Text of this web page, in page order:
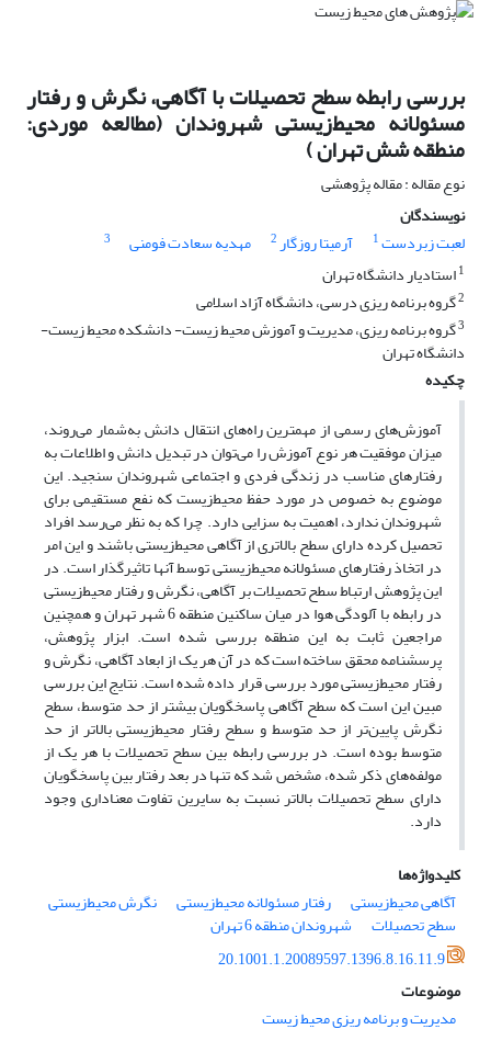
بررسی رابطه سطح تحصیلات با آگاهی، نگرش و رفتار
مسئولانه محیط‌زیستی شهروندان (مطالعه موردی:
منطقه شش تهران )
نوع مقاله : مقاله پژوهشی
نویسندگان
لعبت زبردست1 آرمیتا روزگار2 مهدیه سعادت فومنی
3
1استادیار دانشگاه تهران
2گروه برنامه ریزی درسی، دانشگاه آزاد اسلامی
3گروه برنامه ریزی، مدیریت و آموزش محیط زیست- دانشکده محیط زیست-
دانشگاه تهران
چکیده
آموزش‌های رسمی از مهمترین ‌راه‌های انتقال دانش به‌‌شمار می‌روند،
میزان موفقیت هر نوع آموزش را می‌توان در تبدیل دانش و اطلاعات به
رفتارهای مناسب در زندگی فردی و اجتماعی شهروندان سنجید. این
موضوع به خصوص در مورد حفظ محیط‌زیست که نفع مستقیمی برای
شهروندان ندارد، اهمیت به سزایی دارد. چرا که به نظر می‌رسد افراد
تحصیل کرده دارای سطح بالاتری از آگاهی محیط‌زیستی باشند و این امر
در اتخاذ رفتارهای مسئولانه محیط‌زیستی توسط آنها تاثیرگذار است. در
این پژوهش ارتباط سطح تحصیلات بر آگاهی، نگرش و رفتار محیط‌زیستی
در رابطه با آلودگی هوا در میان ساکنین منطقه 6 شهر تهران و همچنین
مراجعین ثابت به این منطقه بررسی شده است. ابزار پژوهش،
پرسشنامه محقق ساخته است که در آن هر یک از ابعاد آگاهی، نگرش و
رفتار محیط‌زیستی مورد بررسی قرار داده شده است. نتایج این بررسی
مبین این است که سطح آگاهی پاسخگویان بیشتر از حد متوسط، سطح
نگرش پایین‌تر از حد‌ متوسط و سطح رفتار محیط‌زیستی بالاتر از حد
متوسط بوده است. در بررسی رابطه بین سطح تحصیلات با هر یک از
مولفه‌های ذکر شده، مشخص شد که تنها در بعد رفتار بین پاسخگویان
دارای سطح تحصیلات بالاتر نسبت به سایرین تفاوت معناداری وجود
دارد.
کلیدواژه‌ها
آگاهی محیط‌زیستی
رفتار مسئولانه محیط‌زیستی نگرش محیط‌زیستی
سطح تحصیلات
شهروندان منطقه 6 تهران
20.1001.1.20089597.1396.8.16.11.9
موضوعات
مدیریت و برنامه ریزی محیط زیست